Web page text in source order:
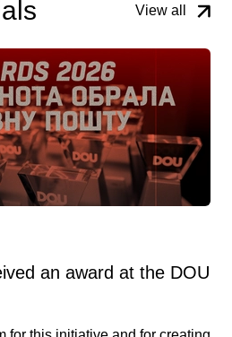
View all
an award at the DOU